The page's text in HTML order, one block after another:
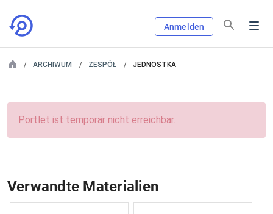
Anmelden
ARCHIWUM ZESPÓŁ JEDNOSTKA
Portlet ist temporär nicht erreichbar.
Verwandte Materialien